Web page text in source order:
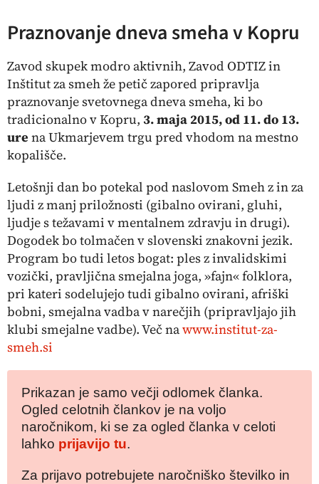
Praznovanje dneva smeha v Kopru
Zavod skupek modro aktivnih, Zavod ODTIZ in
Inštitut za smeh že petič zapored pripravlja
praznovanje svetovnega dneva smeha, ki bo
tradicionalno v Kopru, 3. maja 2015, od 11. do 13.
ure na Ukmarjevem trgu pred vhodom na mestno
kopališče.
Letošnji dan bo potekal pod naslovom Smeh z in za
ljudi z manj priložnosti (gibalno ovirani, gluhi,
ljudje s težavami v mentalnem zdravju in drugi).
Dogodek bo tolmačen v slovenski znakovni jezik.
Program bo tudi letos bogat: ples z invalidskimi
vozički, pravljična smejalna joga, »fajn« folklora,
pri kateri sodelujejo tudi gibalno ovirani, afriški
bobni, smejalna vadba v narečjih (pripravljajo jih
klubi smejalne vadbe). Več nawww.institut-za-
smeh.si
Prikazan je samo večji odlomek članka.
Ogled celotnih člankov je na voljo
naročnikom, ki se za ogled članka v celoti
lahko prijavijo tu.
Za prijavo potrebujete naročniško številko in